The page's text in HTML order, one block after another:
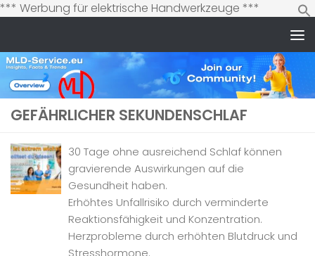
*** Werbung für elektrische Handwerkzeuge ***
Inhalt
GEFÄHRLICHER SEKUNDENSCHLAF
30 Tage ohne ausreichend Schlaf können
gravierende Auswirkungen auf die
Gesundheit haben.
Erhöhtes Unfallrisiko durch verminderte
Reaktionsfähigkeit und Konzentration.
Herzprobleme durch erhöhten Blutdruck und
Stresshormone.